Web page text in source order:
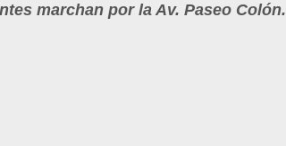
marchan por la Av. Paseo Colón.